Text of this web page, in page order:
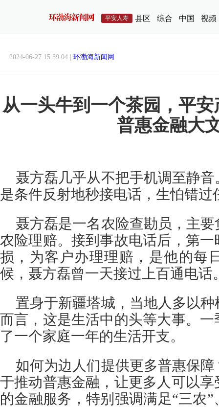
平安人寿 县区 综合 中国 视频
2024-06-27 15:39:04 | 环渤海新闻网
从一头牛到一个茶园，平
普惠金融大
聂方磊几乎从不把手机调至静
是条件反射地秒接电话，生怕错过
聂方磊是一名农险查勘员，主
农险理赔。接到事故电话后，第
损，为客户办理理赔，是他的每
候，聂方磊曾一天接过上百通电话
置身于新疆塔城，当地人多以
而言，这是生活中的头等大事。
了一个家庭一年的生活开支。
如何为边人们提供更多普惠保
于推动普惠金融，让更多人可以
的金融服务，特别强调满足“三农